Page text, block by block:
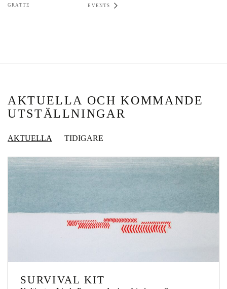
GRATTE
EVENTS
AKTUELLA OCH KOMMANDE
UTSTÄLLNINGAR
AKTUELLA TIDIGARE
SURVIVAL KIT